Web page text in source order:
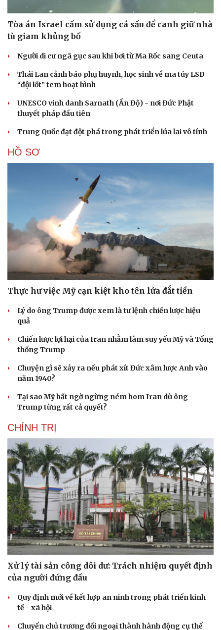
Tòa án Israel cấm sử dụng cá sấu để canh giữ nhà
tù giam khủng bố
Người di cư ngã gục sau khi bơi từ Ma Rốc sang Ceuta
Thái Lan cảnh báo phụ huynh, học sinh về ma túy LSD
“đội lốt” tem hoạt hình
UNESCO vinh danh Sarnath (Ấn Độ) - nơi Đức Phật
thuyết pháp đầu tiên
Trung Quốc đạt đột phá trong phát triển lúa lai vô tính
HỒ SƠ
Thực hư việc Mỹ cạn kiệt kho tên lửa đắt tiền
Lý do ông Trump được xem là tư lệnh chiến lược hiệu
quả
Chiến lược lợi hại của Iran nhằm làm suy yếu Mỹ và Tổng
thống Trump
Chuyện gì sẽ xảy ra nếu phát xít Đức xâm lược Anh vào
năm 1940?
Tại sao Mỹ bất ngờ ngừng ném bom Iran dù ông
Trump từng rất cả quyết?
CHÍNH TRỊ
Xử lý tài sản công dôi dư: Trách nhiệm quyết định
của người đứng đầu
Quy định mới về kết hợp an ninh trong phát triển kinh
tế - xã hội
Chuyển chủ trương đối ngoại thành hành động cụ thể